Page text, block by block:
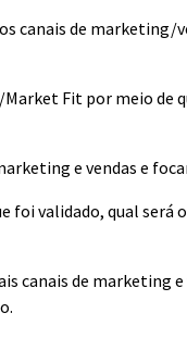
canais de
Fit por meio de
e vendas e
validado, qual será
canais de marketing